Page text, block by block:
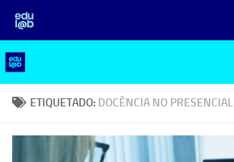
Saltar al contenido
ETIQUETADO: DOCÈNCIA NO PRESENCIAL